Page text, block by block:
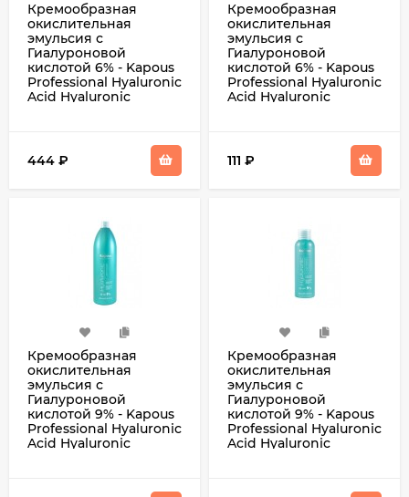
Кремообразная
окислительная
эмульсия с
Гиалуроновой
кислотой 6% - Kapous
Professional Hyaluronic
Acid Hyaluronic
444 ₽
Кремообразная
окислительная
эмульсия с
Гиалуроновой
кислотой 6% - Kapous
Professional Hyaluronic
Acid Hyaluronic
111 ₽
Кремообразная
окислительная
эмульсия с
Гиалуроновой
кислотой 9% - Kapous
Professional Hyaluronic
Acid Hyaluronic
Кремообразная
окислительная
эмульсия с
Гиалуроновой
кислотой 9% - Kapous
Professional Hyaluronic
Acid Hyaluronic